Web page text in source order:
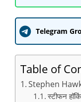
Telegram
Table of
Stephen
स्टीफन